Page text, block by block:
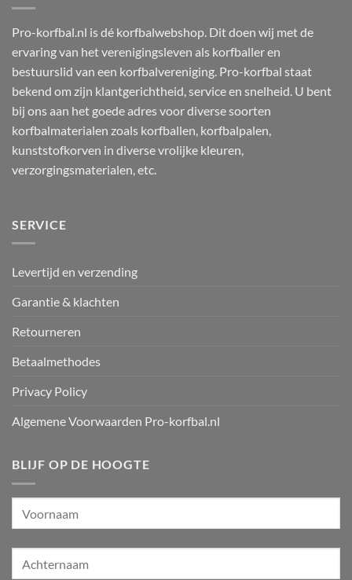
Pro-korfbal.nl is dé korfbalwebshop. Dit doen wij met de
ervaring van het verenigingsleven als korfballer en
bestuurslid van een korfbalvereniging. Pro-korfbal staat
bekend om zijn klantgerichtheid, service en snelheid. U bent
bij ons aan het goede adres voor diverse soorten
korfbalmaterialen zoals korfballen, korfbalpalen,
kunststofkorven in diverse vrolijke kleuren,
verzorgingsmaterialen, etc.
SERVICE
Levertijd en verzending
Garantie & klachten
Retourneren
Betaalmethodes
Privacy Policy
Algemene Voorwaarden Pro-korfbal.nl
BLIJF OP DE HOOGTE